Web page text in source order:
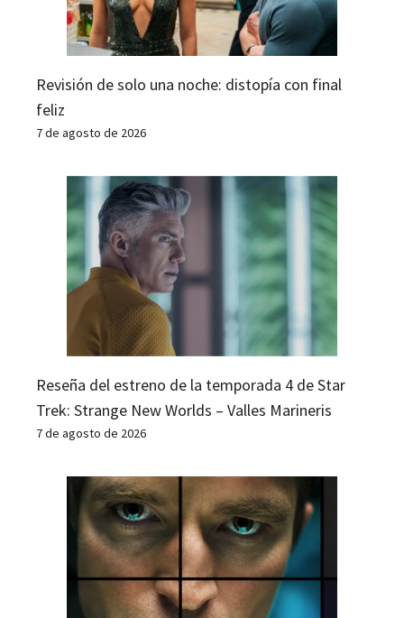
Revisión de solo una noche: distopía con final
feliz
7 de agosto de 2026
Reseña del estreno de la temporada 4 de Star
Trek: Strange New Worlds – Valles Marineris
7 de agosto de 2026